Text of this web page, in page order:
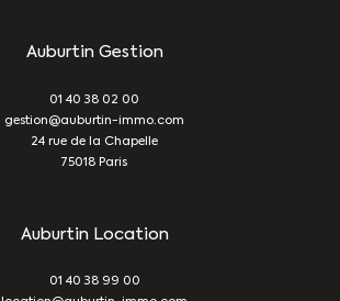
Auburtin Gestion
01 40 38 02 00
gestion@auburtin-immo.com
24 rue de la Chapelle
75018
Paris
Auburtin Location
01 40 38 99 00